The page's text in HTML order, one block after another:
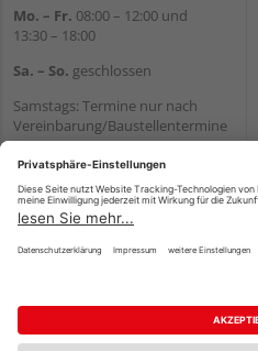
Mo. – Fr. 08:00 – 12:00 und
13:30 – 18:00
Sa. – So. geschlossen
Samstags: Termine nur nach
Vereinbarung/Baustellentermine
Wir helfen Ihnen gerne
weiter
Tel.:+49 6062 956180
E-Mail:shop@holzland-seibert.de
Impressum AGB
Reservierungsbedingungen